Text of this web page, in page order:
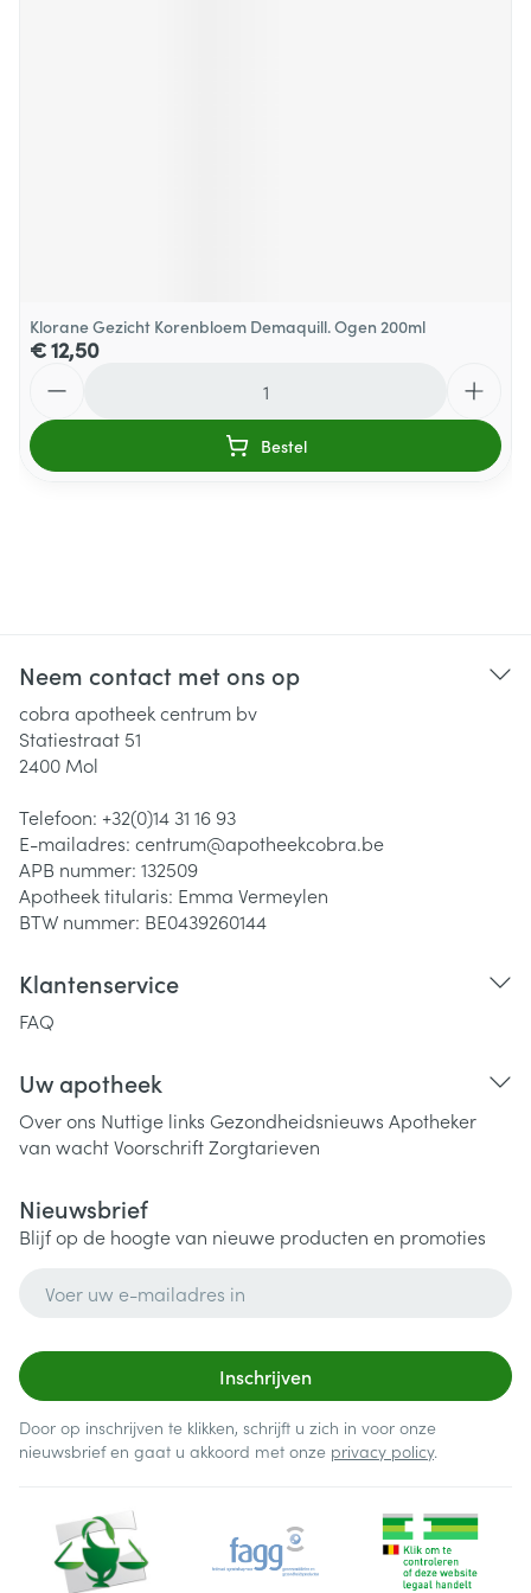
Klorane Gezicht Korenbloem Demaquill. Ogen 200ml
€ 12,50
Bestel
Neem contact met ons op
cobra apotheek centrum bv
Statiestraat 51
2400 Mol
Telefoon: +32(0)14 31 16 93
E-mailadres: centrum@apotheekcobra.be
APB nummer: 132509
Apotheek titularis: Emma Vermeylen
BTW nummer: BE0439260144
Klantenservice
FAQ
Uw apotheek
Over ons Nuttige links Gezondheidsnieuws Apotheker
van wachtVoorschriftZorgtarieven
Nieuwsbrief
Blijf op de hoogte van nieuwe producten en promoties
Inschrijven
Door op inschrijven te klikken, schrijft u zich in voor onze
nieuwsbrief en gaat u akkoord met onze privacy policy.